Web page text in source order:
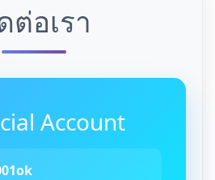
ต่อเรา
Account